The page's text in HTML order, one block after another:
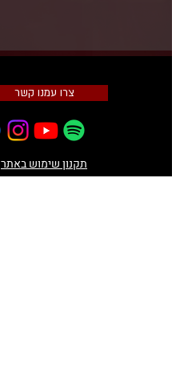
צרו עמנו קשר
תקנון שימוש באתר